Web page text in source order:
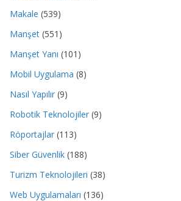
Makale (539)
Manşet (551)
Manşet Yanı (101)
Mobil Uygulama (8)
Nasıl Yapılır (9)
Robotik Teknolojiler (9)
Röportajlar (113)
Siber Güvenlik (188)
Turizm Teknolojileri (38)
Web Uygulamaları (136)